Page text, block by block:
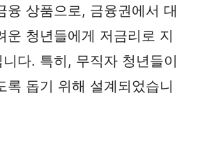
융 상품으로, 금융권에서 대
운 청년들에게 저금리로 지
다. 특히, 무직자 청년들이
록 돕기 위해 설계되었습니